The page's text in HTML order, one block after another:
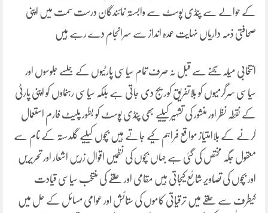
کے حوالے سے پنڈی پوسٹ سے وابستہ نمائندگان درست سمت میں اپنی
صحافتی ذمہ داریاں نہایت عمدہ انداز سے سرانجام دے رہے ہیں
انتخابی میلہ سجنے سے قبل نہ صرف تمام سیاسی پارٹیوں کے جلسے جلوسوں اور
سیاسی سرگرمیوں کو بلاتفریق کوریج دی جاتی ہے بلکہ سیاسی رہنماوں کو اپنی پارٹی
کے نقطہ نظر اور منشور کی تشہیر کیلیے بھی پنڈی پوسٹ کو بطور پلیٹ فارم استعمال
کرنے کے بلاامتیاز مواقع فراہم کیے جاتے ہیں بچوں کیلیے گلدستہ کے نام سے
معقول جگہ مختص کی گئی ہے جہاں بچوں کی نظمیں اقوال زریں اشعار اور تحریریں
اور بچوں کی تصاویر شائع کیجاتی ہیں مقامی اور حلقے کی منتخب سیاسی قیادت
کیطرف سے حلقے میں ترقیاتی کاموں کی ستائش اور عوامی مسائل کے حل میں